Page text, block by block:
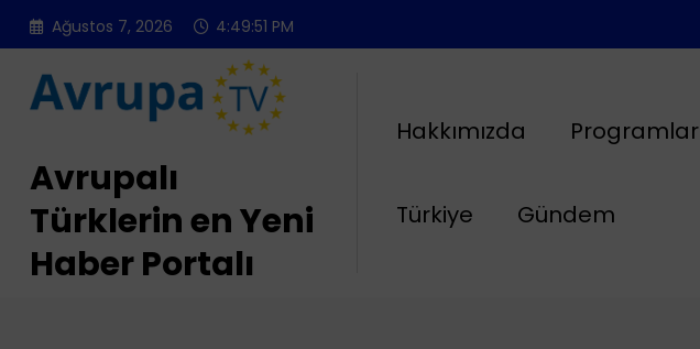
İçeriğe
atla
Ağustos 7, 2026 4:49:52 PM
Avrupalı
Türklerin en Yeni
Haber Portalı
Hakkımızda Programlar
Türkiye Gündem